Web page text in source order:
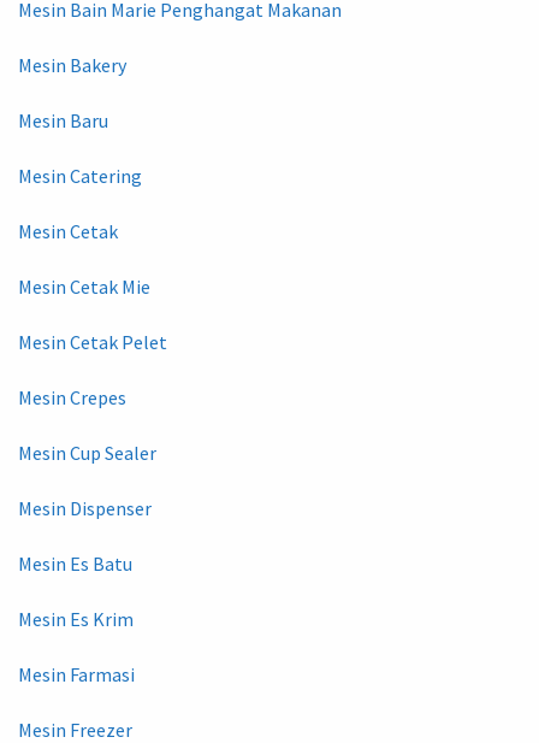
Mesin Bain Marie Penghangat Makanan
Mesin Bakery
Mesin Baru
Mesin Catering
Mesin Cetak
Mesin Cetak Mie
Mesin Cetak Pelet
Mesin Crepes
Mesin Cup Sealer
Mesin Dispenser
Mesin Es Batu
Mesin Es Krim
Mesin Farmasi
Mesin Freezer